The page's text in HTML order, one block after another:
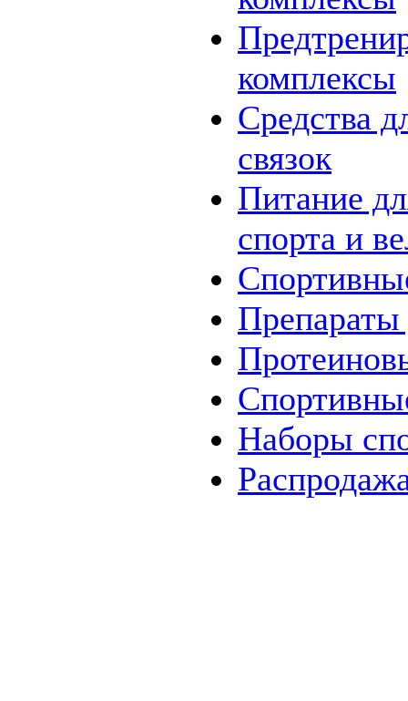
комплексы
Средства
связок
Питание
спорта и
Препараты
Наборы